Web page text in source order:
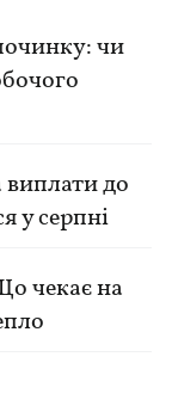
чи
виплати до
у серпні
чекає на